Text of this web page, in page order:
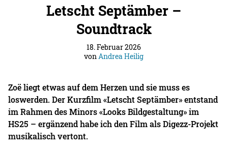
Letscht Septämber –
Soundtrack
18. Februar 2026
vonAndrea Heilig
Zoë liegt etwas auf dem Herzen und sie muss es
loswerden. Der Kurzfilm «Letscht Septämber» entstand
im Rahmen des Minors «Looks Bildgestaltung» im
HS25 – ergänzend habe ich den Film als Digezz-Projekt
musikalisch vertont.